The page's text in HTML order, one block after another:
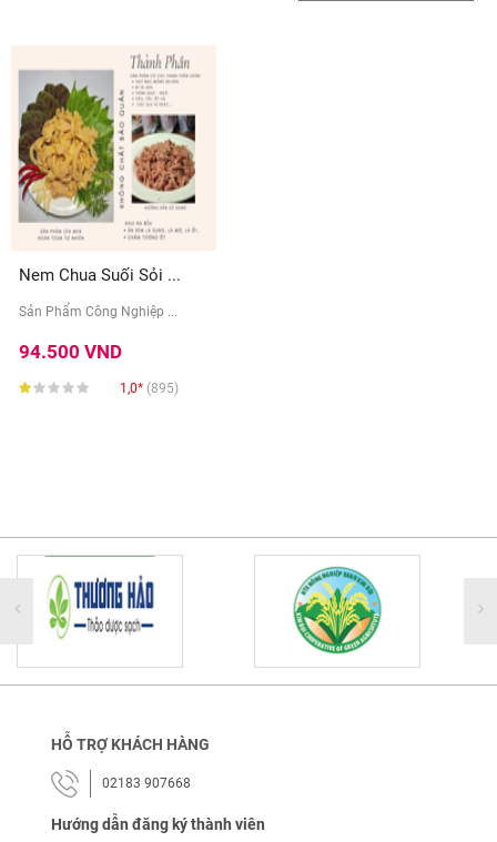
Nem Chua Suối Sỏi ...
Sản Phẩm Công Nghiệp ...
94.500 VND
1,0* (895)
HỖ TRỢ KHÁCH HÀNG
02183 907668
Hướng dẫn đăng ký thành viên